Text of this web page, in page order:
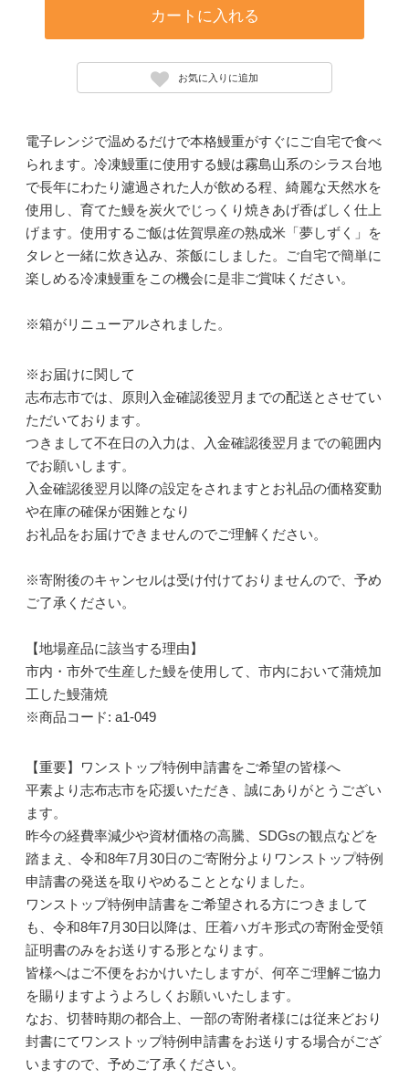
カートに入れる
お気に入りに追加
電子レンジで温めるだけで本格鰻重がすぐにご自宅で食べ
られます。冷凍鰻重に使用する鰻は霧島山系のシラス台地
で長年にわたり濾過された人が飲める程、綺麗な天然水を
使用し、育てた鰻を炭火でじっくり焼きあげ香ばしく仕上
げます。使用するご飯は佐賀県産の熟成米「夢しずく」を
タレと一緒に炊き込み、茶飯にしました。ご自宅で簡単に
楽しめる冷凍鰻重をこの機会に是非ご賞味ください。
※箱がリニューアルされました。
※お届けに関して
志布志市では、原則入金確認後翌月までの配送とさせてい
ただいております。
つきまして不在日の入力は、入金確認後翌月までの範囲内
でお願いします。
入金確認後翌月以降の設定をされますとお礼品の価格変動
や在庫の確保が困難となり
お礼品をお届けできませんのでご理解ください。
※寄附後のキャンセルは受け付けておりませんので、予め
ご了承ください。
【地場産品に該当する理由】
市内・市外で生産した鰻を使用して、市内において蒲焼加
工した鰻蒲焼
※商品コード: a1-049
【重要】ワンストップ特例申請書をご希望の皆様へ
平素より志布志市を応援いただき、誠にありがとうござい
ます。
昨今の経費率減少や資材価格の高騰、SDGsの観点などを
踏まえ、令和8年7月30日のご寄附分よりワンストップ特例
申請書の発送を取りやめることとなりました。
ワンストップ特例申請書をご希望される方につきまして
も、令和8年7月30日以降は、圧着ハガキ形式の寄附金受領
証明書のみをお送りする形となります。
皆様へはご不便をおかけいたしますが、何卒ご理解ご協力
を賜りますようよろしくお願いいたします。
なお、切替時期の都合上、一部の寄附者様には従来どおり
封書にてワンストップ特例申請書をお送りする場合がござ
いますので、予めご了承ください。